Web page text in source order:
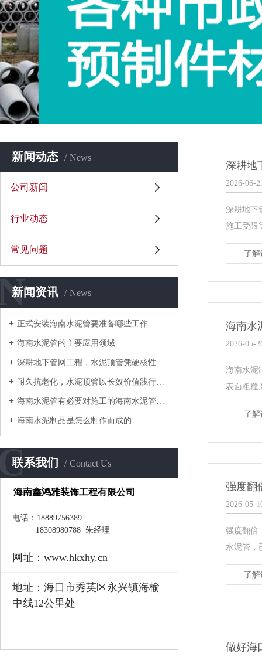
新闻动态 News
公司新闻
行业动态
常见问题
新闻资讯 News
正式安装海南水泥管要准备哪些工作
海南水泥管的主要应用领域
深耕地下管网工程，水泥顶管凭硬核性能带领行业
耐久抗老化，水泥顶管以长效价值践行双碳建设理
海南水泥管有必要对施工的海南水泥管进行检查吗
海南水泥制品是怎么制作而成的
联系我们 Contact Us
海南鑫鸿雅装饰工程有限公司
电话：18889756389
18308980788 朱经理
网址：www.hkxhy.cn
地址：海口市秀英区永兴镇海榆
中线12公里处
深耕地
2026-06-
深耕地下
施工受限
了
海南水
2026-05-
海南水泥
表面粗糙
了
强度翻
2026-05-
强度翻倍
水泥管，
了
做好海